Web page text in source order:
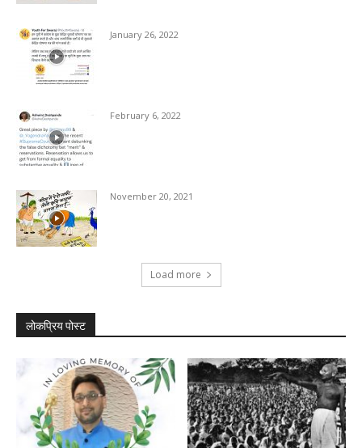
January 26, 2022
February 6, 2022
November 20, 2021
Load more
लोकप्रिय पोस्ट